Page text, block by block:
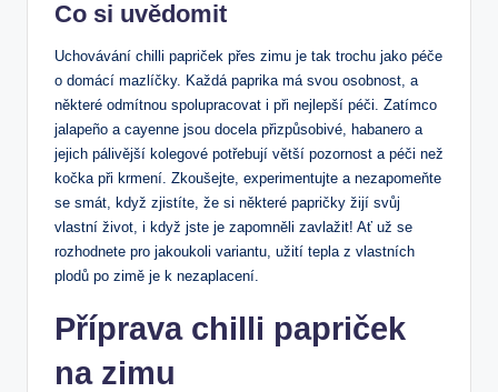
Co si uvědomit
Uchovávání chilli papriček přes zimu je tak trochu jako péče
o domácí mazlíčky. Každá paprika má svou osobnost, a
některé odmítnou spolupracovat i při nejlepší péči. Zatímco
jalapeño a cayenne jsou docela přizpůsobivé, habanero a
jejich pálivější kolegové potřebují větší pozornost a péči než
kočka při krmení. Zkoušejte, experimentujte a nezapomeňte
se smát, když zjistíte, že si některé papričky žijí svůj
vlastní život, i když jste je zapomněli zavlažit! Ať už se
rozhodnete pro jakoukoli variantu, užití tepla z vlastních
plodů po zimě je k nezaplacení.
Příprava chilli papriček
na zimu